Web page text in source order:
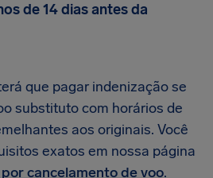
de 14 dias antes da
que pagar indenização se
substituto com horários de
aos originais. Você
exatos em nossa página
cancelamento de voo.